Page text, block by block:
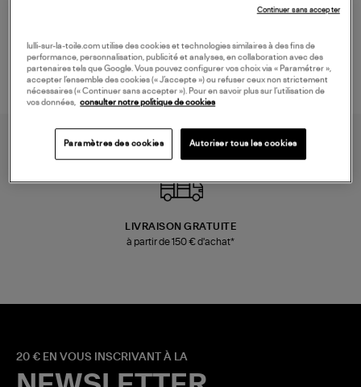
Mocassins Killian Sport
Mousse
LIVRAISON GRATUITE
à partir de 150 € d'achat*
20 € EN VOUS INSCRIVANT À LA
lulli-sur-la-toile.com utilise des cookies et technologies similaires à des fins de
performance, personnalisation, publicité et analyses, en collaboration avec des
partenaires tels que Google. Vous pouvez configurer vos choix via « Paramétrer »,
accepter l’ensemble des cookies (« J’accepte ») ou refuser ceux non strictement
nécessaires (« Continuer sans accepter »). Pour en savoir plus sur l’utilisation de
vos données, consulter notre politique de cookies
Paramètres des cookies Autoriser tous les cookies
Continuer sans accepter